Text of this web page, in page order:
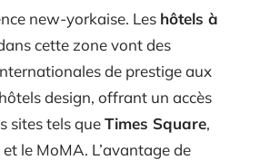
new-yorkaise. Les hôtels à
cette zone vont des
de prestige aux
design, offrant un accès
sites tels queTimes Square,
et le MoMA. L’avantage de